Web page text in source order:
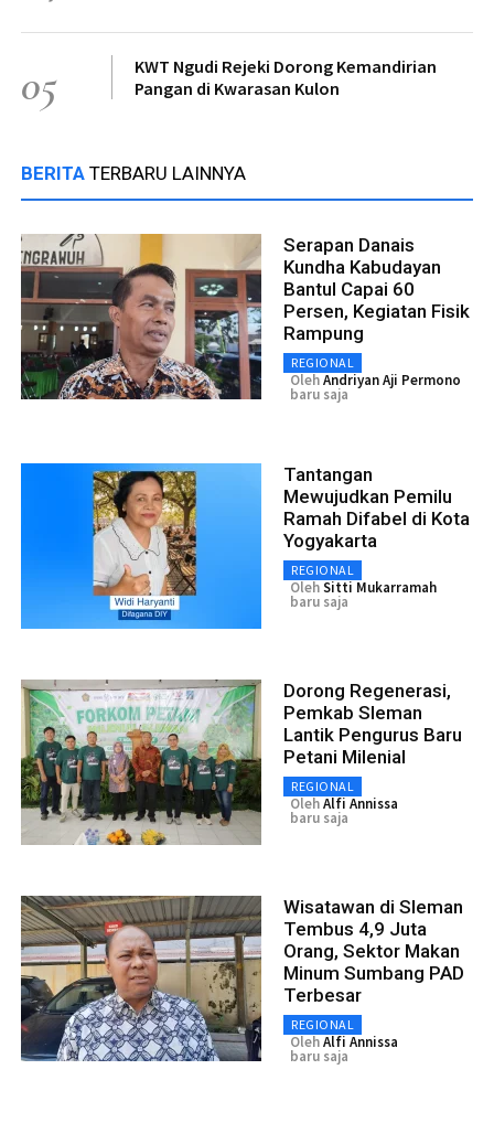
05
KWT Ngudi Rejeki Dorong Kemandirian
Pangan di Kwarasan Kulon
BERITA TERBARU LAINNYA
Serapan Danais
Kundha Kabudayan
Bantul Capai 60
Persen, Kegiatan Fisik
Rampung
REGIONAL
OlehAndriyan Aji Permono
baru saja
Tantangan
Mewujudkan Pemilu
Ramah Difabel di Kota
Yogyakarta
REGIONAL
OlehSitti Mukarramah
baru saja
Dorong Regenerasi,
Pemkab Sleman
Lantik Pengurus Baru
Petani Milenial
REGIONAL
OlehAlfi Annissa
baru saja
Wisatawan di Sleman
Tembus 4,9 Juta
Orang, Sektor Makan
Minum Sumbang PAD
Terbesar
REGIONAL
OlehAlfi Annissa
baru saja